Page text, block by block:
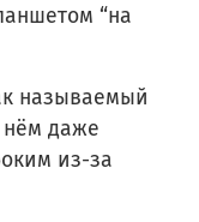
“на
называемый
даже
из-за